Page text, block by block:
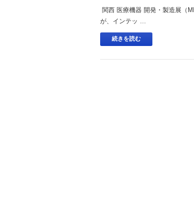
関西 医療機器 開発・製造展（
が、インテッ …
続きを読む